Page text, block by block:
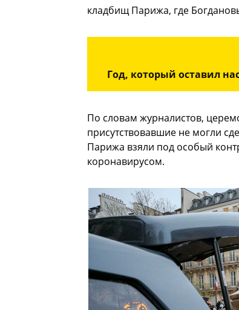
кладбищ Парижа, где
Год, который оставил
По словам журналистов,
присутствовавшие не могли
Парижа взяли под особый
коронавирусом.